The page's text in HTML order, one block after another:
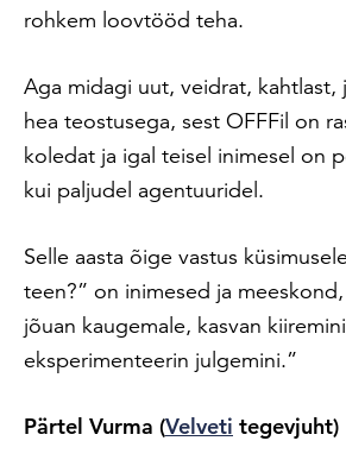
rohkem loovtööd teha.
Aga midagi uut, veidrat, kahtlast,
hea teostusega, sest OFFFil on
koledat ja igal teisel inimesel on
kui paljudel agentuuridel.
Selle aasta õige vastus
teen?” on inimesed ja
jõuan kaugemale, kasvan
eksperimenteerin julgemini.”
Pärtel Vurma (Velveti tegevjuht)